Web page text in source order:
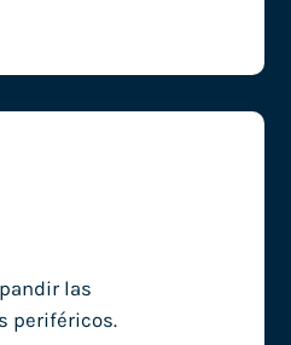
las
periféricos.